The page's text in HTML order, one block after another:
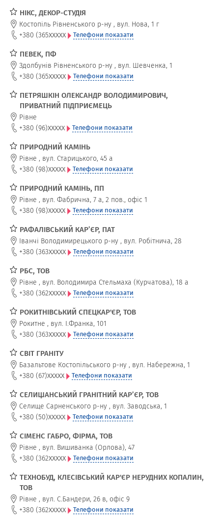
НІКС, ДЕКОР-СТУДІЯ
Костопіль Рівненського р-ну , вул. Нова, 1 г
+380 (365xxxxx Телефони показати
ПЕВЕК, ПФ
Здолбунів Рівненського р-ну , вул. Шевченка, 1
+380 (365xxxxx Телефони показати
ПЕТРЯШКІН ОЛЕКСАНДР ВОЛОДИМИРОВИЧ,
ПРИВАТНИЙ ПІДПРИЄМЕЦЬ
Рівне
+380 (96)xxxxx Телефони показати
ПРИРОДНИЙ КАМІНЬ
Рівне , вул. Старицького, 45 а
+380 (98)xxxxx Телефони показати
ПРИРОДНИЙ КАМІНЬ, ПП
Рівне , вул. Фабрична, 7 а, 2 пов., офіс 1
+380 (98)xxxxx Телефони показати
РАФАЛІВСЬКИЙ КАР’ЄР, ПАТ
Іванчі Володимирецького р-ну , вул. Робітнича, 28
+380 (363xxxxx Телефони показати
РБС, ТОВ
Рівне , вул. Володимира Стельмаха (Курчатова), 18 а
+380 (362xxxxx Телефони показати
РОКИТНІВСЬКИЙ СПЕЦКАР'ЄР, ТОВ
Рокитне , вул. І.Франка, 101
+380 (363xxxxx Телефони показати
СВІТ ГРАНІТУ
Базальтове Костопільського р-ну , вул. Набережна, 1
+380 (67)xxxxx Телефони показати
СЕЛИЩАНСЬКИЙ ГРАНІТНИЙ КАР’ЄР, ТОВ
Селище Сарненського р-ну , вул. Заводська, 1
+380 (50)xxxxx Телефони показати
СІМЕНС ГАБРО, ФІРМА, ТОВ
Рівне , вул. Вишиванка (Орлова), 47
+380 (362xxxxx Телефони показати
ТЕХНОБУД, КЛЕСІВСЬКИЙ КАР'ЄР НЕРУДНИХ КОПАЛИН,
ТОВ
Рівне , вул. С.Бандери, 26 в, офіс 9
+380 (362xxxxx Телефони показати